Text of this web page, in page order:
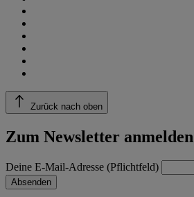
Zurück nach oben
Zum Newsletter anmelden
Deine E-Mail-Adresse (Pflichtfeld)
Absenden